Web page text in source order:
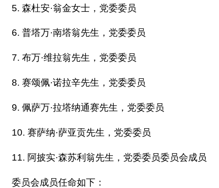
5. 森杜安·翁金女士，党委委员
6. 普塔万·南塔翁先生，党委委员
7. 布万·维拉翁先生，党委委员
8. 赛颂佩·诺拉辛先生，党委委员
9. 佩萨万·拉塔纳通赛先生，党委委员
10. 赛萨纳·萨亚贡先生，党委委员
11. 阿披实·森苏利翁先生，党委委员委员会成员
委员会成员任命如下：